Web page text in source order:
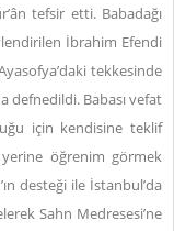
tefsir etti. Babadağı
İbrahim Efendi
tekkesinde
defnedildi. Babası vefat
için kendisine teklif
öğrenim görmek
desteği ile İstanbul’da
Sahn Medresesi’ne